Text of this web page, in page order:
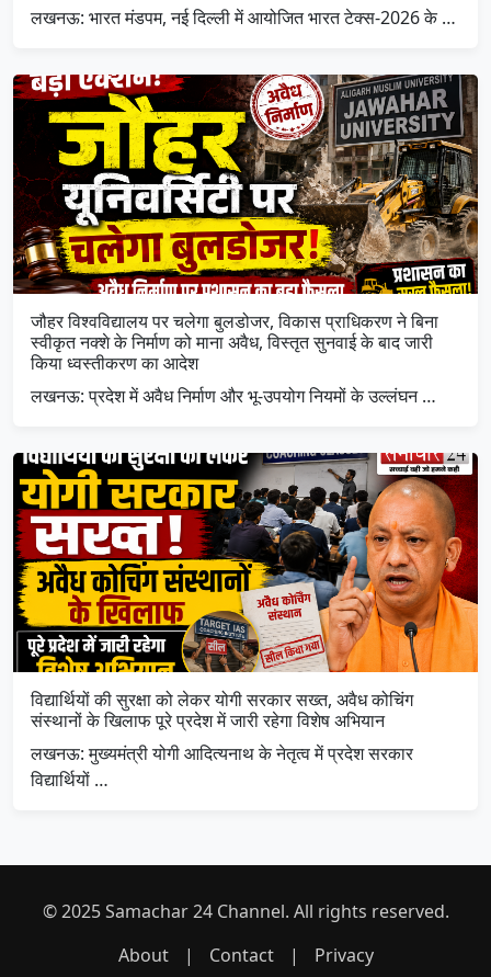
लखनऊ: भारत मंडपम, नई दिल्ली में आयोजित भारत टेक्स-2026 के …
जौहर विश्वविद्यालय पर चलेगा बुलडोजर, विकास प्राधिकरण ने बिना
स्वीकृत नक्शे के निर्माण को माना अवैध, विस्तृत सुनवाई के बाद जारी
किया ध्वस्तीकरण का आदेश
लखनऊ: प्रदेश में अवैध निर्माण और भू-उपयोग नियमों के उल्लंघन …
विद्यार्थियों की सुरक्षा को लेकर योगी सरकार सख्त, अवैध कोचिंग
संस्थानों के खिलाफ पूरे प्रदेश में जारी रहेगा विशेष अभियान
लखनऊ: मुख्यमंत्री योगी आदित्यनाथ के नेतृत्व में प्रदेश सरकार
विद्यार्थियों …
© 2025 Samachar 24 Channel. All rights reserved.
About
| Contact | Privacy